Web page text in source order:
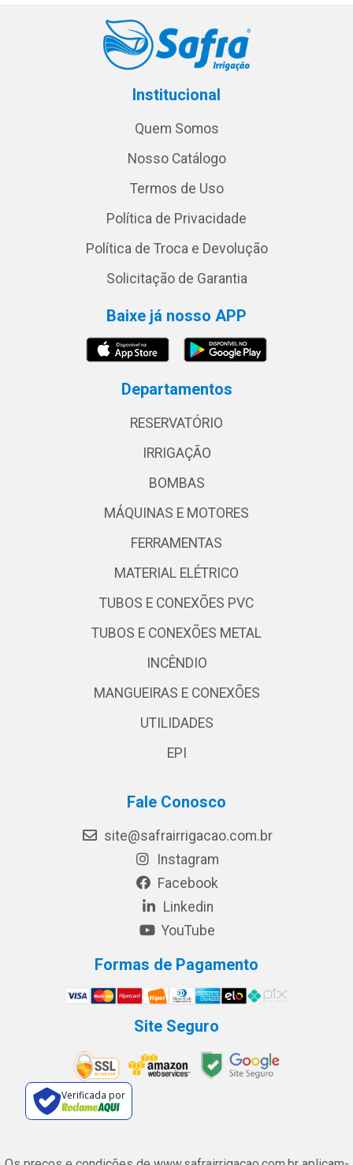
Institucional
Quem Somos
Nosso Catálogo
Termos de Uso
Política de Privacidade
Política de Troca e Devolução
Solicitação de Garantia
Baixe já nosso APP
Departamentos
RESERVATÓRIO
IRRIGAÇÃO
BOMBAS
MÁQUINAS E MOTORES
FERRAMENTAS
MATERIAL ELÉTRICO
TUBOS E CONEXÕES PVC
TUBOS E CONEXÕES METAL
INCÊNDIO
MANGUEIRAS E CONEXÕES
UTILIDADES
EPI
Fale Conosco
site@safrairrigacao.com.br
Instagram
Facebook
Linkedin
YouTube
Formas de Pagamento
Site Seguro
Verificada por